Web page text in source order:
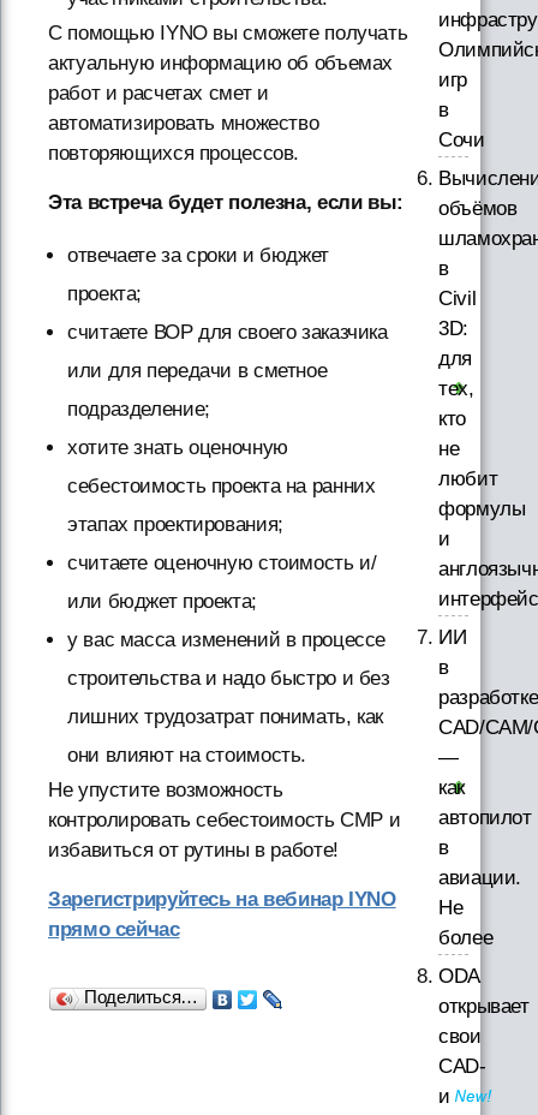
С помощью IYNO вы сможете получать
актуальную информацию об объемах
работ и расчетах смет и
автоматизировать множество
повторяющихся процессов.
Эта встреча будет полезна, если вы:
отвечаете за сроки и бюджет
проекта;
считаете ВОР для своего заказчика
или для передачи в сметное
подразделение;
хотите знать оценочную
себестоимость проекта на ранних
этапах проектирования;
считаете оценочную стоимость и/
или бюджет проекта;
у вас масса изменений в процессе
строительства и надо быстро и без
лишних трудозатрат понимать, как
они влияют на стоимость.
Не упустите возможность
контролировать себестоимость СМР и
избавиться от рутины в работе!
Зарегистрируйтесь на вебинар IYNO
прямо сейчас
Поделиться…
игр
в
Сочи
объёмов
в
Civil
3D:
для
тех,
кто
не
любит
формулы
и
ИИ
в
разработке
CAD/
—
как
автопилот
в
авиации.
Не
более
ODA
открывает
свои
CAD-
и